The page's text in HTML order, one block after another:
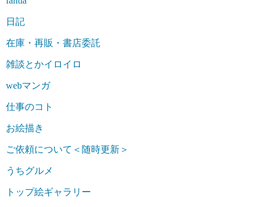
日記
在庫・再販・書店委託
雑談とかイロイロ
webマンガ
仕事のコト
お絵描き
ご依頼について＜随時更新＞
うちグルメ
トップ絵ギャラリー